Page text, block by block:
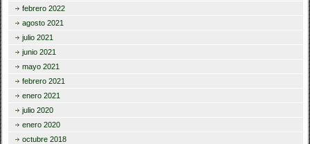
febrero 2022
agosto 2021
julio 2021
junio 2021
mayo 2021
febrero 2021
enero 2021
julio 2020
enero 2020
octubre 2018